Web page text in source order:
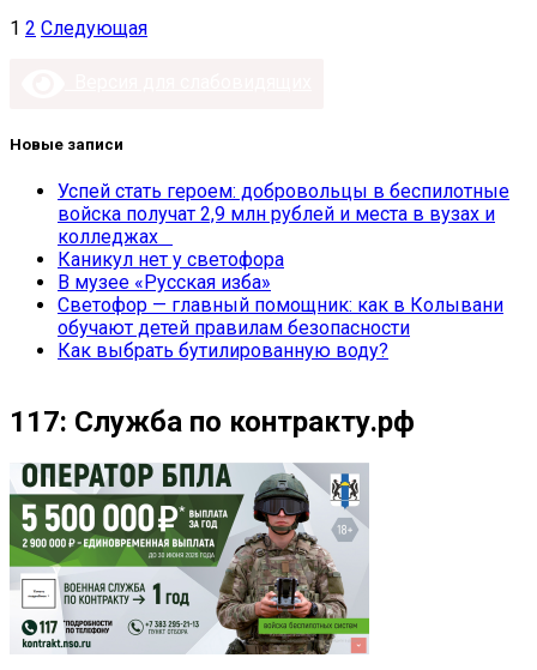
Пагинация
1 2 Следующая
Новые записи
Успей стать героем: добровольцы в беспилотные
войска получат 2,9 млн рублей и места в вузах и
колледжах
Каникул нет у светофора
В музее «Русская изба»
Светофор — главный помощник: как в Колывани
обучают детей правилам безопасности
Как выбрать бутилированную воду?
117: Служба по контракту.рф